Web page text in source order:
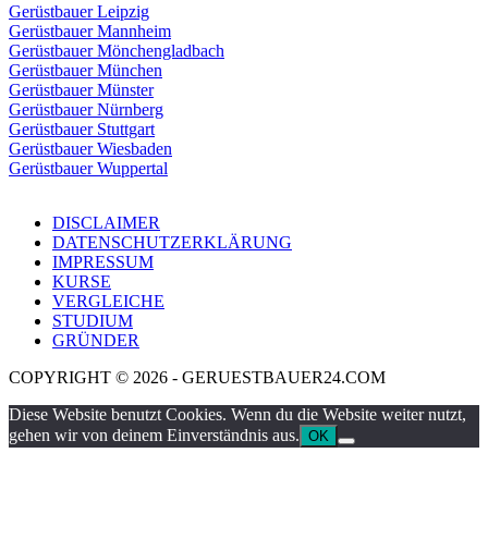
Gerüstbauer Leipzig
Gerüstbauer Mannheim
Gerüstbauer Mönchengladbach
Gerüstbauer München
Gerüstbauer Münster
Gerüstbauer Nürnberg
Gerüstbauer Stuttgart
Gerüstbauer Wiesbaden
Gerüstbauer Wuppertal
DISCLAIMER
DATENSCHUTZERKLÄRUNG
IMPRESSUM
KURSE
VERGLEICHE
STUDIUM
GRÜNDER
COPYRIGHT © 2026 - GERUESTBAUER24.COM
Diese Website benutzt Cookies. Wenn du die Website weiter nutzt,
gehen wir von deinem Einverständnis aus. OK